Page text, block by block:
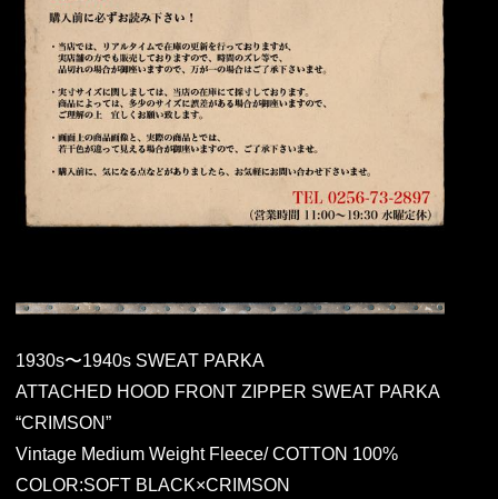
1930s〜1940s SWEAT PARKA
ATTACHED HOOD FRONT ZIPPER SWEAT PARKA
“CRIMSON”
Vintage Medium Weight Fleece/ COTTON 100%
COLOR:SOFT BLACK×CRIMSON